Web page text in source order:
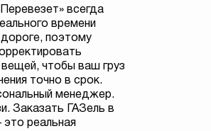
всегда
времени
поэтому
чтобы ваш груз
точно в срок.
менеджер.
Заказать ГАЗель в
реальная